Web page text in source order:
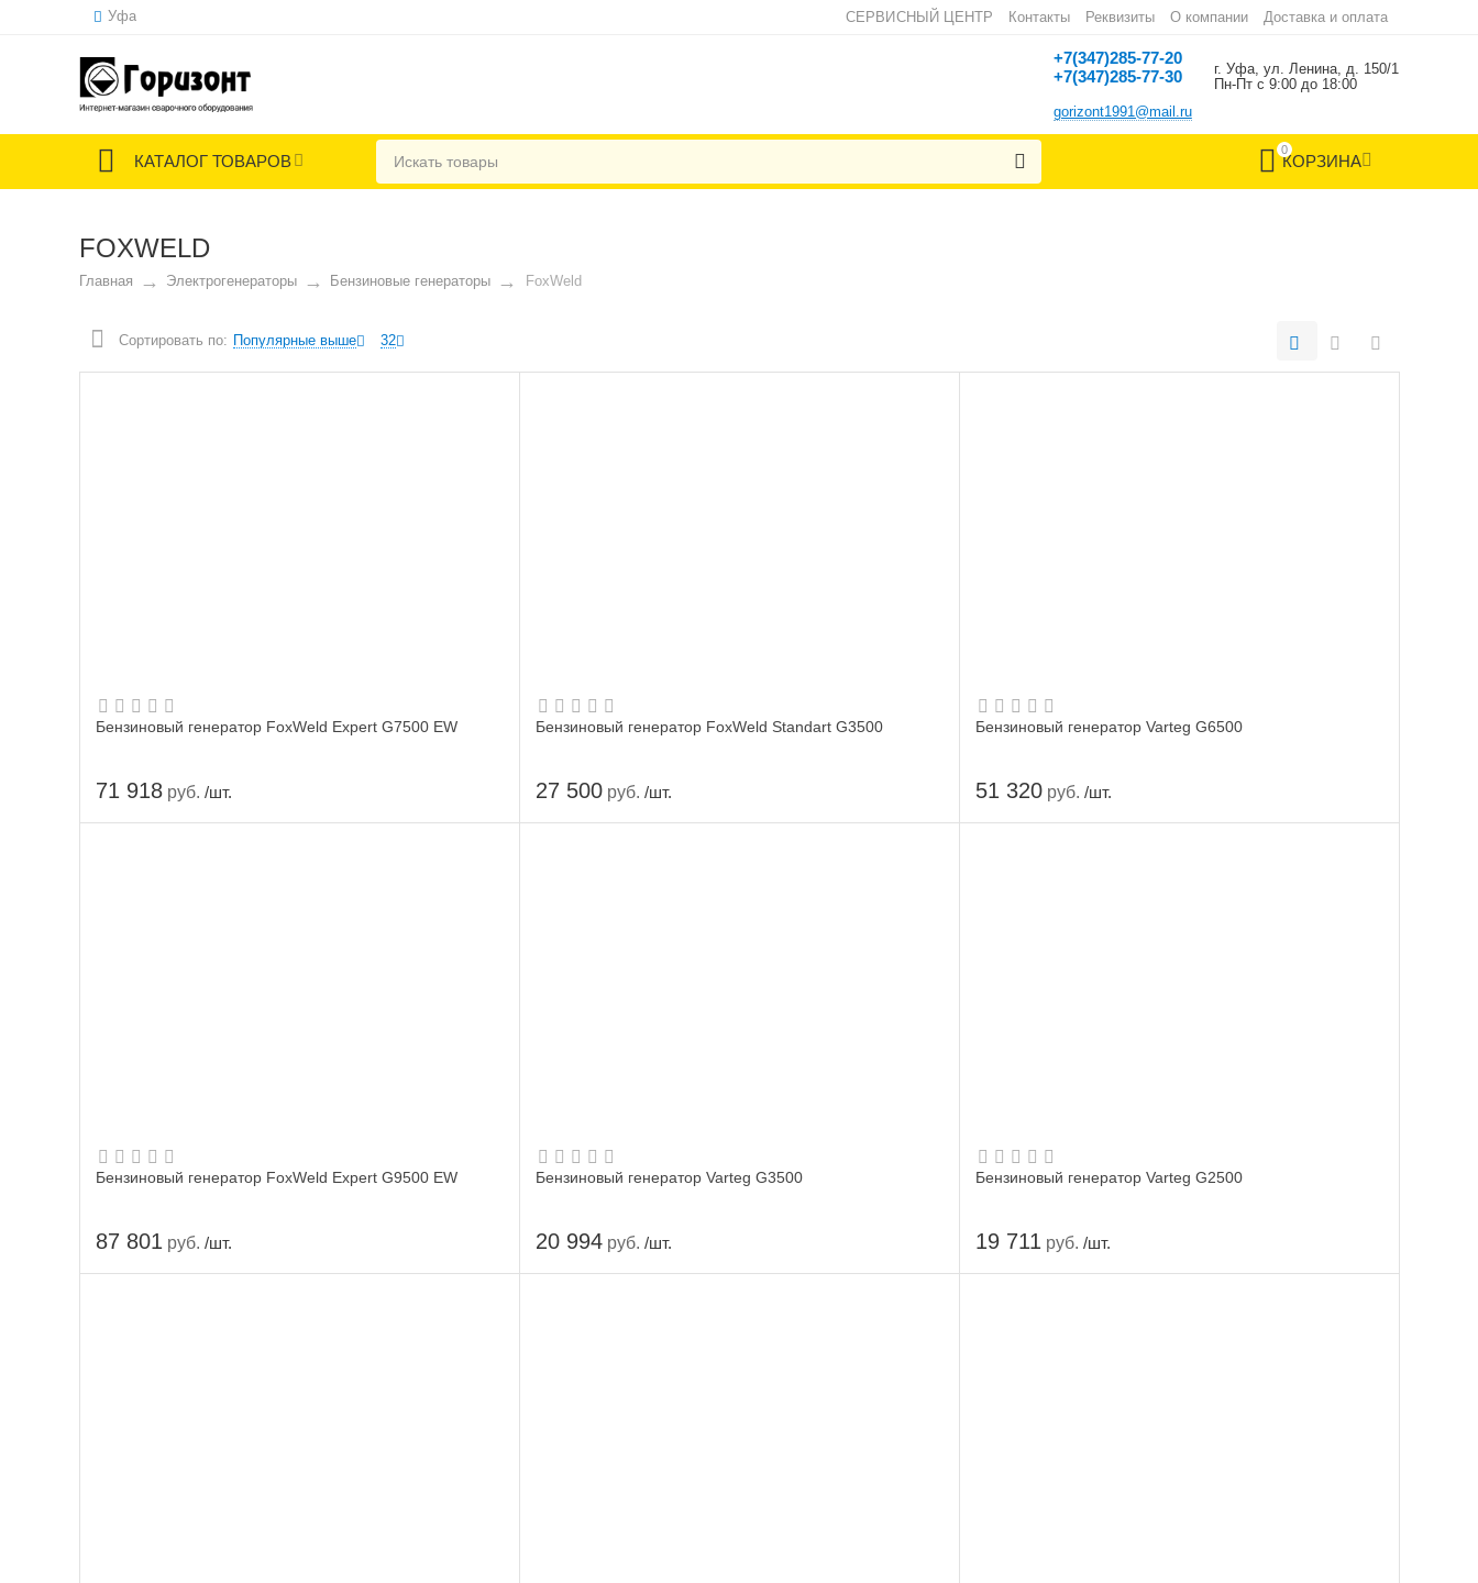
Уфа СЕРВИСНЫЙ ЦЕНТР Контакты Реквизиты О компании Доставка и оплата
+7(347)285-77-20
+7(347)285-77-30
gorizont1991@mail.ru
г. Уфа, ул. Ленина, д. 150/1
Пн-Пт с 9:00 до 18:00
КАТАЛОГ ТОВАРОВ
0
КОРЗИНА
FOXWELD
Главная Электрогенераторы Бензиновые генераторы FoxWeld
Сортировать по: Популярные выше 32
Бензиновый генератор FoxWeld Expert G7500 EW
71 918 руб. /шт.
Бензиновый генератор FoxWeld Standart G3500
27 500 руб. /шт.
Бензиновый генератор Varteg G6500
51 320 руб. /шт.
Бензиновый генератор FoxWeld Expert G9500 EW
87 801 руб. /шт.
Бензиновый генератор Varteg G3500
20 994 руб. /шт.
Бензиновый генератор Varteg G2500
19 711 руб. /шт.